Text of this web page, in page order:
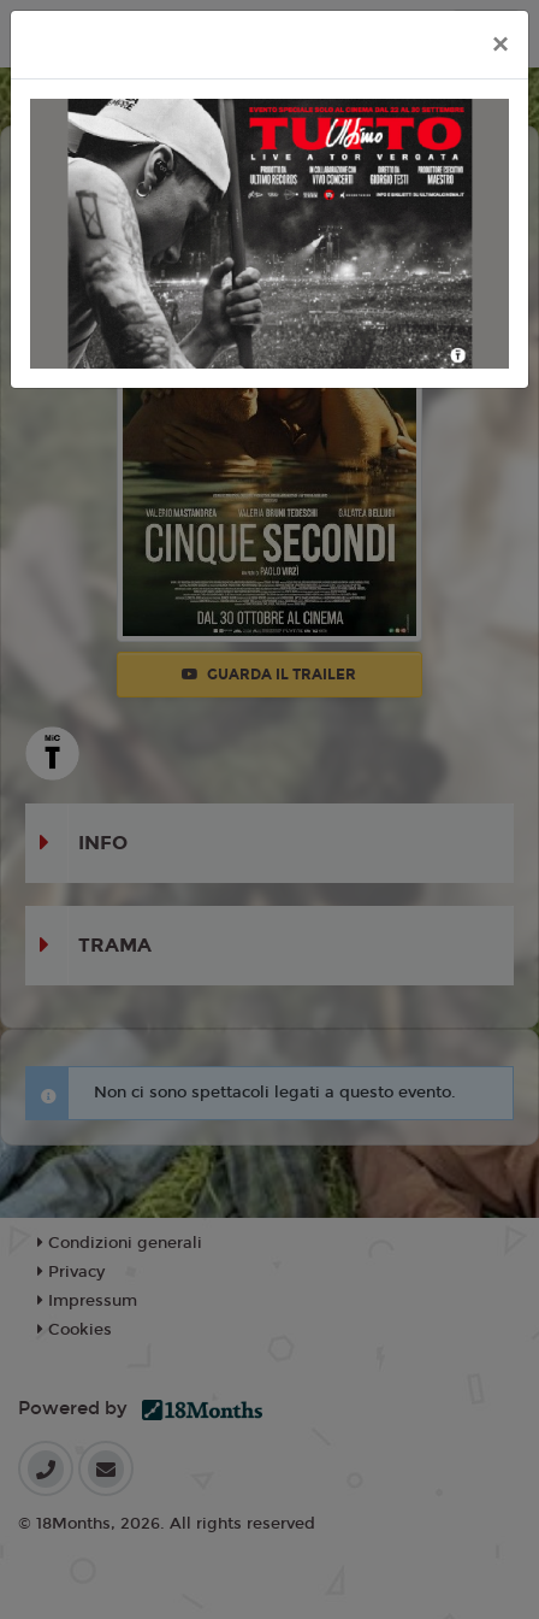
CINQUE SECONDI
GUARDA IL TRAILER
INFO
TRAMA
Non ci sono spettacoli legati a questo evento.
×
Condizioni generali
Privacy
Impressum
Cookies
Powered by
© 18Months, 2026. All rights reserved